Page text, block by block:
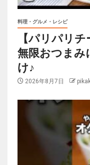
料理・グルメ・レシピ
【パリパリ
無限おつまみ
け♪
2026年8月7日